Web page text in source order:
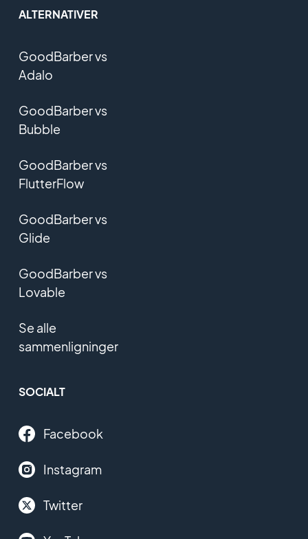
ALTERNATIVER
GoodBarber vs
Adalo
GoodBarber vs
Bubble
GoodBarber vs
FlutterFlow
GoodBarber vs
Glide
GoodBarber vs
Lovable
Se alle
sammenligninger
SOCIALT
Facebook
Instagram
Twitter